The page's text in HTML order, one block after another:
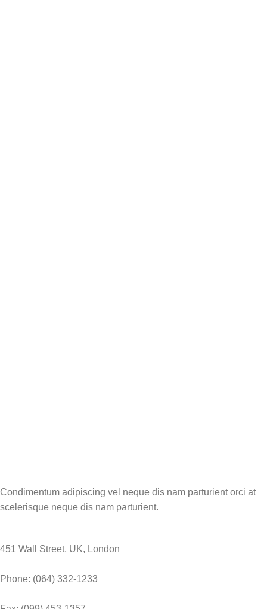
Condimentum adipiscing vel neque dis nam parturient orci at
scelerisque neque dis nam parturient.
451 Wall Street, UK, London
Phone: (064) 332-1233